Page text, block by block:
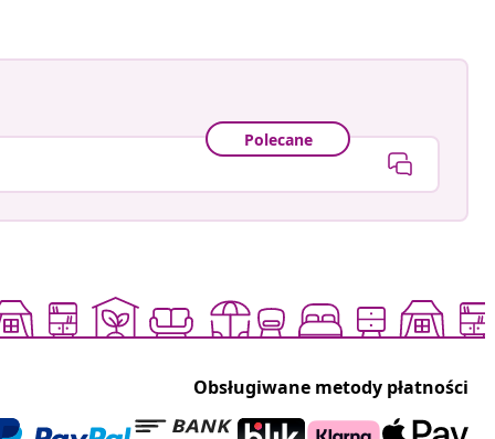
Polecane
Obsługiwane metody płatności